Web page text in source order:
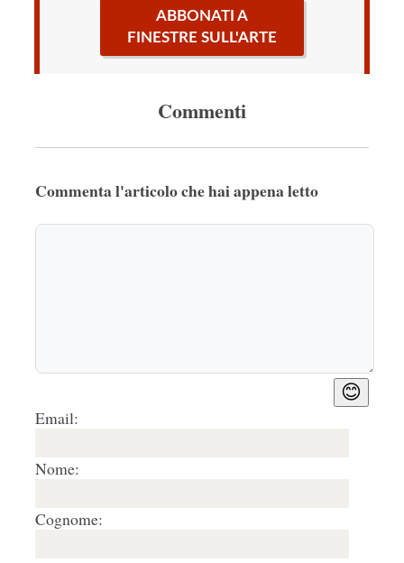
ABBONATI A
FINESTRE SULL'ARTE
Commenti
Commenta l'articolo che hai appena letto
😊
Email:
Nome:
Cognome: